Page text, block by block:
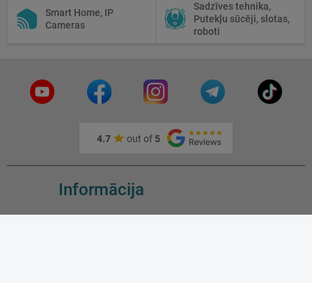
Mikroskopi,
Termokameras, Nakts
redzamība
Smart Home, IP
Cameras
Sadzīves tehnika,
Putekļu sūcēji, slotas,
roboti
4.7 out of 5
Informācija
Par MasterFoto